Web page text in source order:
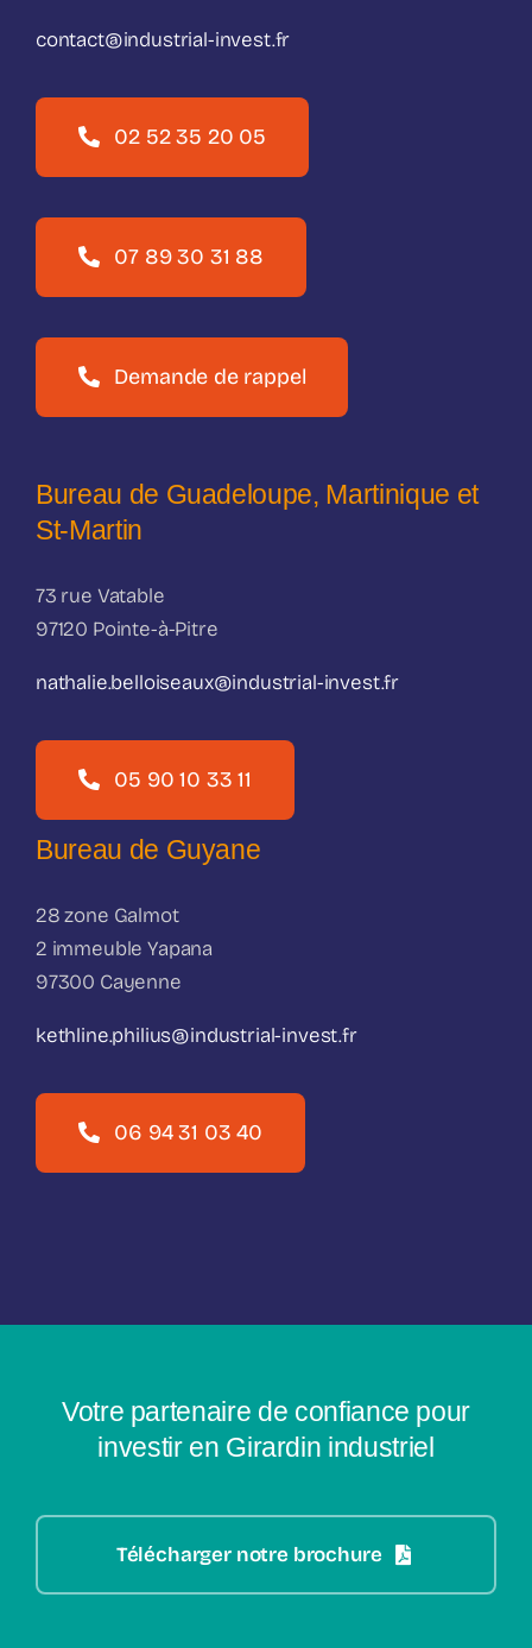
contact@industrial-invest.fr
02 52 35 20 05
07 89 30 31 88
Demande de rappel
Bureau de Guadeloupe, Martinique et
St-Martin
73 rue Vatable
97120 Pointe-à-Pitre
nathalie.belloiseaux@industrial-invest.fr
05 90 10 33 11
Bureau de Guyane
28 zone Galmot
2 immeuble Yapana
97300 Cayenne
kethline.philius@industrial-invest.fr
06 94 31 03 40
Votre partenaire de confiance pour
investir en Girardin industriel
Télécharger notre brochure